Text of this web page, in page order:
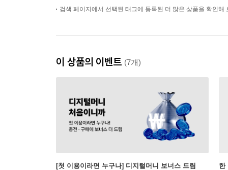
검색 페이지에서 선택된 태그에 등록된 더 많은 상품을 확인해
이 상품의 이벤트 (7개)
[첫 이용이라면 누구나] 디지털머니 보너스 드림 한